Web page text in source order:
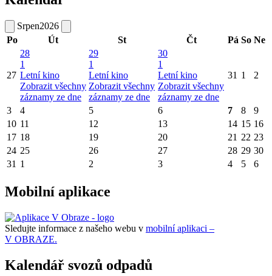
Srpen2026
Po
Út St Čt Pá So Ne
27
28
1
Letní kino
Zobrazit všechny
záznamy ze dne
29
1
Letní kino
Zobrazit všechny
záznamy ze dne
30
1
Letní kino
Zobrazit všechny
záznamy ze dne
31 1 2
3 4 5 6 7 8
9
10 11 12 13 14 15 16
17 18 19 20 21 22 23
24 25 26 27 28 29 30
31 1 2 3 4 5 6
Mobilní aplikace
Sledujte informace z našeho webu v mobilní aplikaci –
V OBRAZE.
Kalendář svozů odpadů